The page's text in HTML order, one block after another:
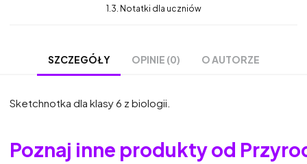
1.3. Notatki dla uczniów
SZCZEGÓŁY OPINIE (0) O AUTORZE
Sketchnotka dla klasy 6 z biologii.
Poznaj inne produkty od